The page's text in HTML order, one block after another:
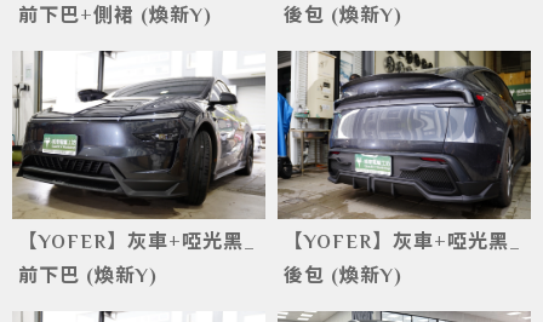
前下巴+側裙 (煥新Y)
後包 (煥新Y)
【YOFER】灰車+啞光黑_
前下巴 (煥新Y)
【YOFER】灰車+啞光黑_
後包 (煥新Y)